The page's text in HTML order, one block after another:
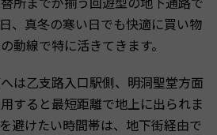
、真冬の寒い日でも快適に買い物
動線で特に活きてきます。
は乙支路入口駅側、明洞聖堂方面
すると最短距離で地上に出られま
避けたい時間帯は、地下街経由で